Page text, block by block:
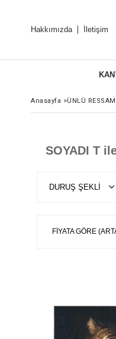
Hakkımızda İletişim
Anasayfa >ÜNLÜ
SOYADI T
DURUŞ ŞEKLİ
FIYATA GÖRE